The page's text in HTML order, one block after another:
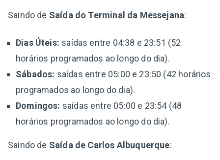
Saindo de Saída do Terminal da Messejana:
Dias Úteis: saídas entre 04:38 e 23:51 (52
horários programados ao longo do dia).
Sábados: saídas entre 05:00 e 23:50 (42 horários
programados ao longo do dia).
Domingos: saídas entre 05:00 e 23:54 (48
horários programados ao longo do dia).
Saindo de Saída de Carlos Albuquerque: